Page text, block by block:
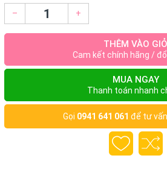
– +
THÊM VÀO GIỎ
Cam kết chính hãng /
MUA NGAY
Thanh toán nhanh
Gọi 0941 641 061 để tư